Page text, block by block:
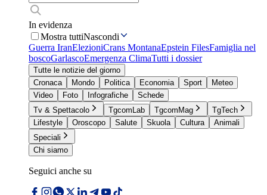
In evidenza
Mostra tuttiNascondi
Guerra IranElezioniCrans MontanaEpstein FilesFamiglia nel
boscoGarlascoEmergenza ClimaTutti i dossier
Tutte le notizie del giorno
Cronaca
Mondo Politica Economia Sport
Meteo
Video
Foto Infografiche
Schede
Tv & Spettacolo
TgcomLab TgcomMag
TgTech
Lifestyle
Oroscopo Salute Skuola Cultura
Animali
Speciali
Chi siamo
Seguici anche su